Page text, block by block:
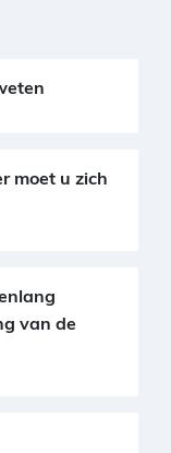
moet u zich
van de